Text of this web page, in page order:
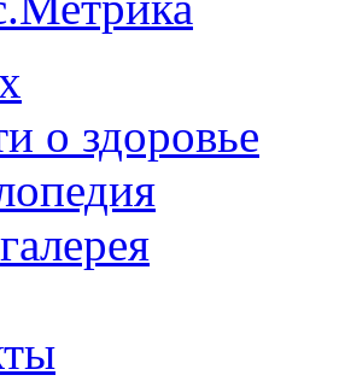
о здоровье